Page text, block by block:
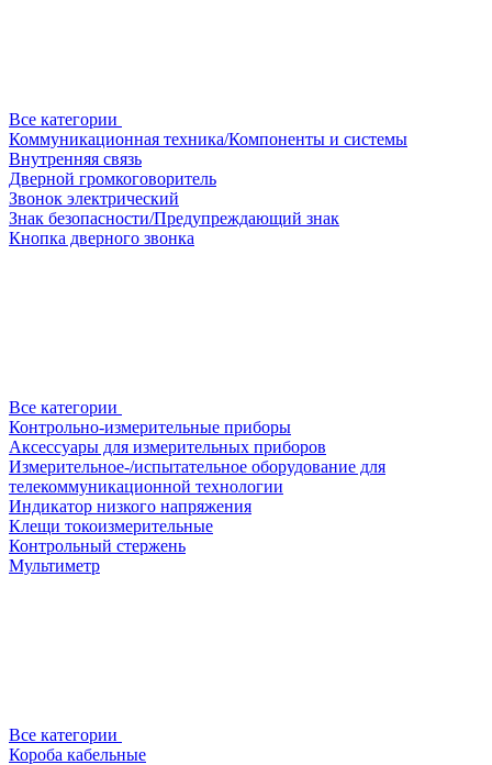
Все категории
Коммуникационная техника/Компоненты и системы
Внутренняя связь
Дверной громкоговоритель
Звонок электрический
Знак безопасности/Предупреждающий знак
Кнопка дверного звонка
Все категории
Контрольно-измерительные приборы
Аксессуары для измерительных приборов
Измерительное-/испытательное оборудование для
телекоммуникационной технологии
Индикатор низкого напряжения
Клещи токоизмерительные
Контрольный стержень
Мультиметр
Все категории
Короба кабельные